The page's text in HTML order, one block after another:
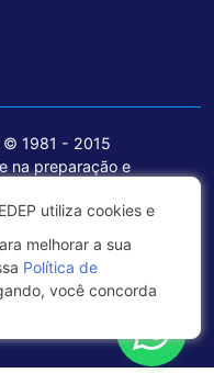
© 1981 - 2015
na preparação e
de tecnologia de
de serviços voltados
seguras e
utiliza cookies e
melhorar a sua
Política de
você concorda